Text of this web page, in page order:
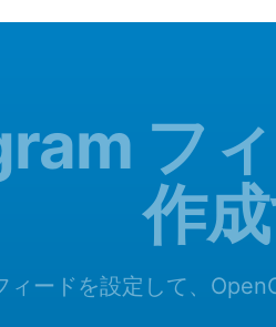
フ
作
ィードを設定して、